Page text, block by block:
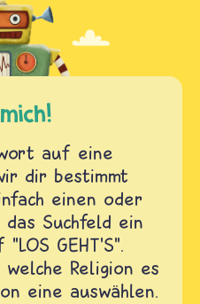
auf eine
dir bestimmt
einen oder
Suchfeld ein
GEHT'S".
Religion es
eine auswählen.